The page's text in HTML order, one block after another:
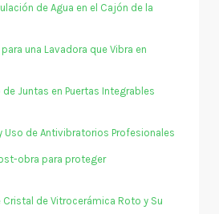
de Agua en el Cajón de la
una Lavadora que Vibra en
Juntas en Puertas Integrables
Uso de Antivibratorios Profesionales
obra para proteger
de Vitrocerámica Roto y Su